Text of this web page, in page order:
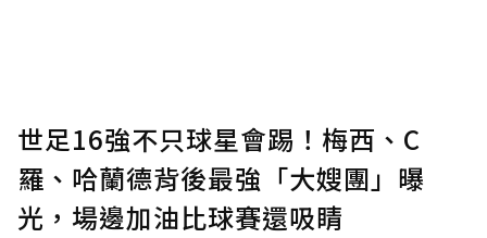
世足16強不只球星會踢！梅西、C
羅、哈蘭德背後最強「大嫂團」曝
光，場邊加油比球賽還吸睛